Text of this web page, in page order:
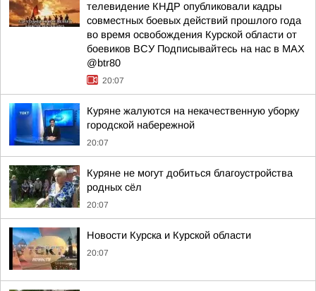
телевидение КНДР опубликовали кадры
совместных боевых действий прошлого года
во время освобождения Курской области от
боевиков ВСУ Подписывайтесь на нас в MAX
@btr80
20:07
Куряне жалуются на некачественную уборку
городской набережной
20:07
Куряне не могут добиться благоустройства
родных сёл
20:07
Новости Курска и Курской области
20:07